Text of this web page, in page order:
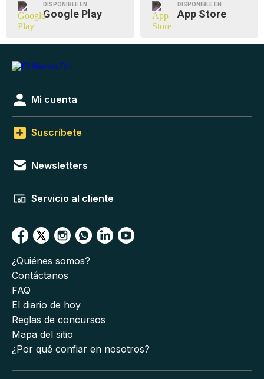
DISPONIBLE EN
Google Play
DISPONIBLE EN
App Store
Mi cuenta
Suscríbete
Newsletters
Servicio al cliente
¿Quiénes somos?
Contáctanos
FAQ
El diario de hoy
Reglas de concursos
Mapa del sitio
¿Por qué confiar en nosotros?